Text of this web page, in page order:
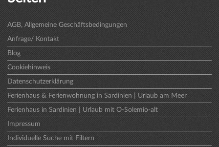
AGB, Allgemeine Geschäftsbedingungen
Anfrage/ Kontakt
Blog
Cookiehinweis
Datenschutzerklärung
Ferienhaus & Ferienwohnung in Sardinien | Urlaub am Meer
Ferienhaus in Sardinien | Urlaub mit O-Solemio-alt
Impressum
Individuelle Suche mit Filtern